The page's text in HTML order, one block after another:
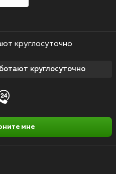
круглосуточно
круглосуточно
мне